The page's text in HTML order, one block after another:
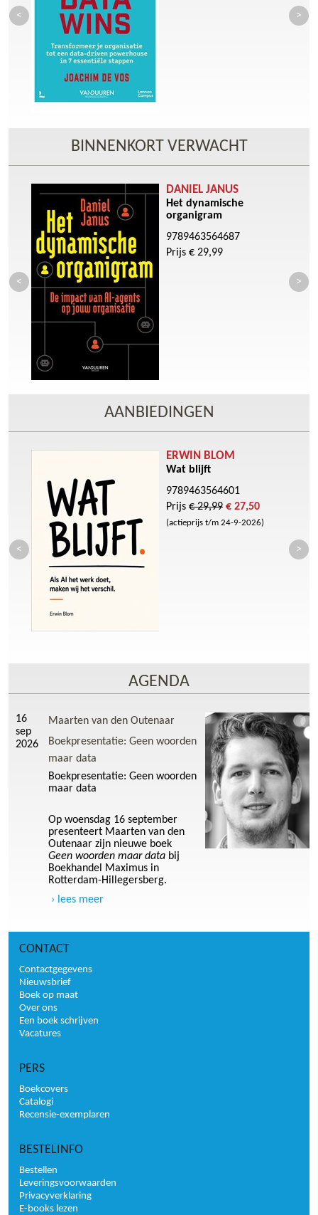
BINNENKORT VERWACHT
DANIEL JANUS
Het dynamische
organigram
9789463564687
Prijs € 29,99
AANBIEDINGEN
ERWIN BLOM
Wat blijft
9789463564601
Prijs € 29,99 € 27,50
(actieprijs t/m 24-9-2026)
AGENDA
16
sep
2026
Maarten van den Outenaar
Boekpresentatie: Geen woorden
maar data
Boekpresentatie: Geen woorden
maar data
Op woensdag 16 september
presenteert Maarten van den
Outenaar zijn nieuwe boek
Geen woorden maar databij
Boekhandel Maximus in
Rotterdam-Hillegersberg.
lees meer
CONTACT
Contactgegevens
Nieuwsbrief
Boek op maat
Over ons
Een boek schrijven
Vacatures
PERS
Boekcovers
Catalogi
Recensie-exemplaren
BESTELINFO
Bestellen
Leveringsvoorwaarden
Privacyverklaring
E-books lezen